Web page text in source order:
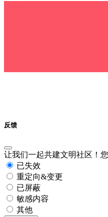
反馈
让我们一起共建文明社区！
已失效
重定向&变更
已屏蔽
敏感内容
其他